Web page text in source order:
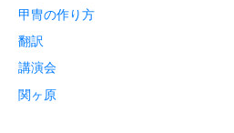
甲冑の作り方
翻訳
講演会
関ヶ原